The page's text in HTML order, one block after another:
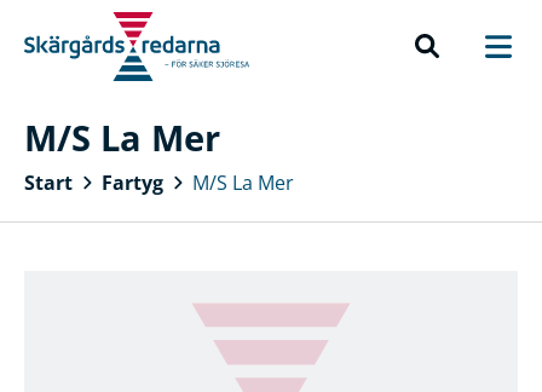
M/S La Mer
Start Fartyg M/S La Mer